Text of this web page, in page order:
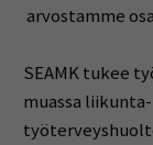
arvostamme
SEAMK tukee
muassa